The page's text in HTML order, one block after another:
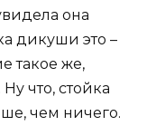
она
дикуши это –
такое же,
что, стойка
чем ничего.